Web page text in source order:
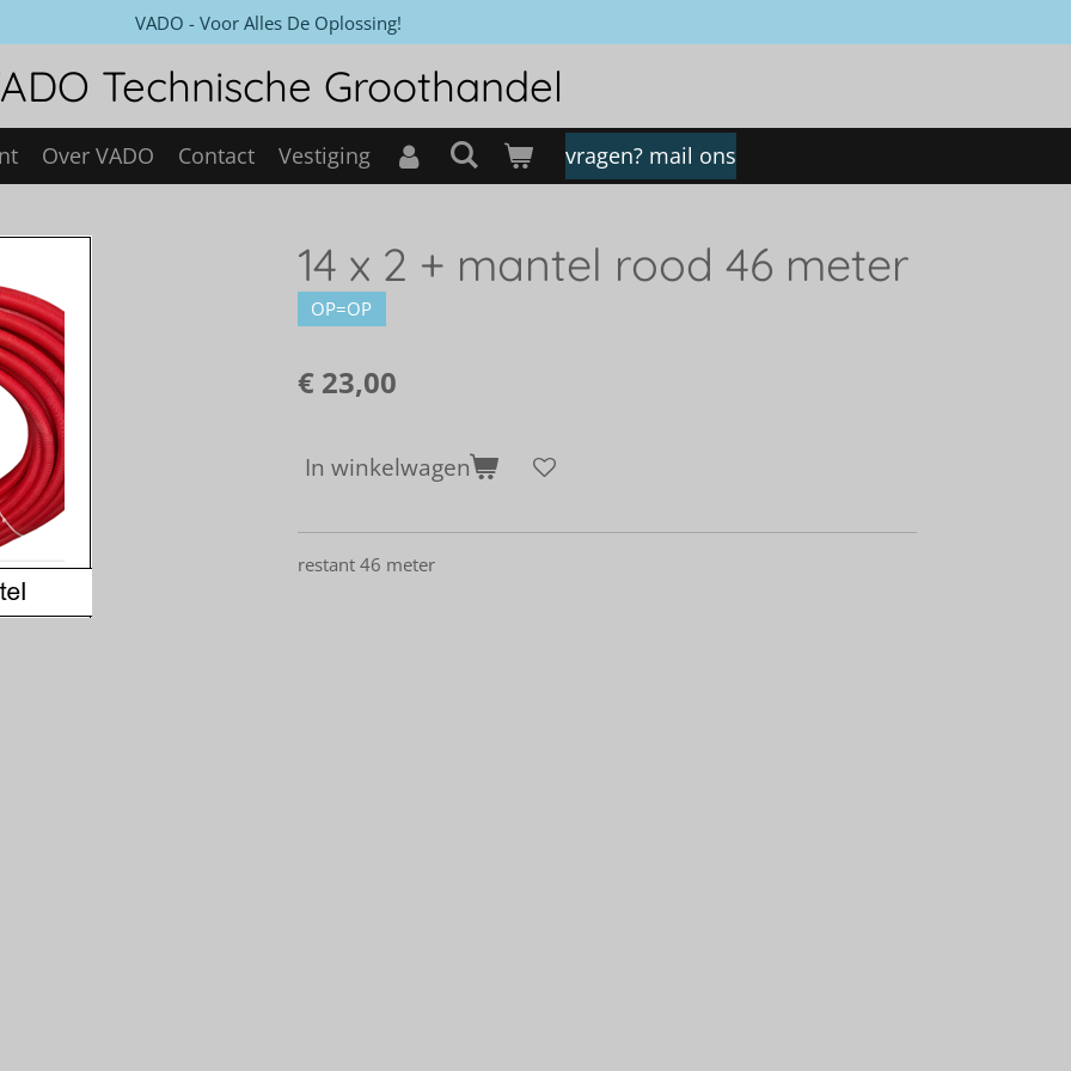
VADO - Voor Alles De Oplossing!
Technische Groothandel
Over VADO Contact Vestiging vragen? mail ons
14 x 2 + mantel rood 46 meter
OP=OP
€ 23,00
In winkelwagen
restant 46 meter